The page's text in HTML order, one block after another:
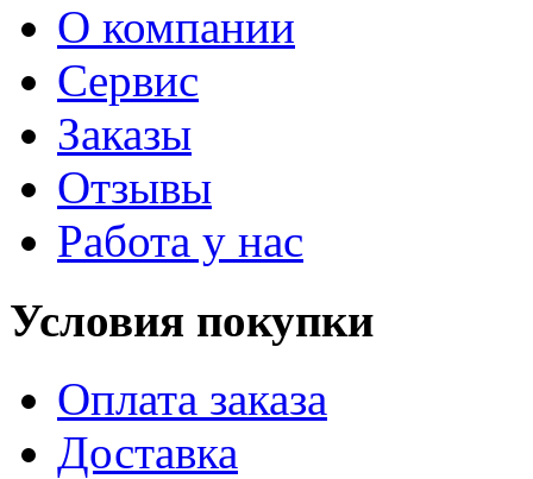
О компании
Сервис
Заказы
Отзывы
Работа у нас
Условия покупки
Оплата заказа
Доставка